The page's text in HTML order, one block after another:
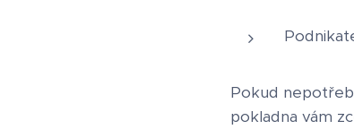
Pokud
pokladna vám